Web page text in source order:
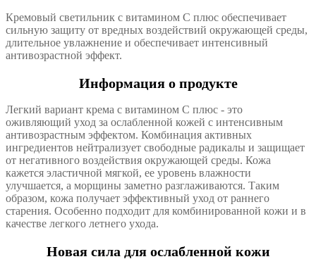
Кремовый светильник с витамином С плюс обеспечивает
сильную защиту от вредных воздействий окружающей среды,
длительное увлажнение и обеспечивает интенсивный
антивозрастной эффект.
Информация о продукте
Легкий вариант крема с витамином С плюс - это
оживляющий уход за ослабленной кожей с интенсивным
антивозрастным эффектом. Комбинация активных
ингредиентов нейтрализует свободные радикалы и защищает
от негативного воздействия окружающей среды. Кожа
кажется эластичной мягкой, ее уровень влажности
улучшается, а морщины заметно разглаживаются. Таким
образом, кожа получает эффективный уход от раннего
старения. Особенно подходит для комбинированной кожи и в
качестве легкого летнего ухода.
Новая сила для ослабленной кожи